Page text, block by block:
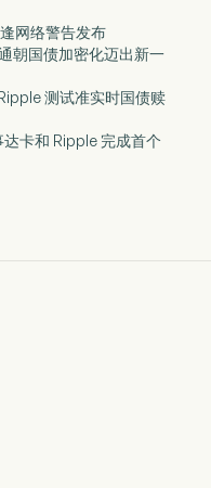
网络警告发布
朝国债加密化迈出新一
测试准实时国债赎
卡和 Ripple 完成首个